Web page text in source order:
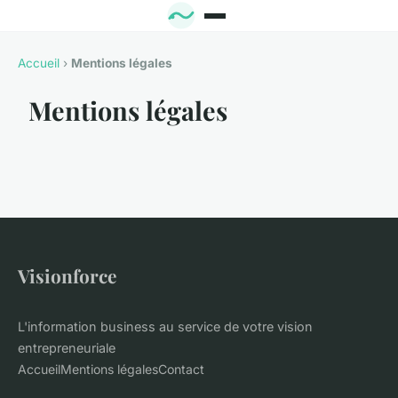
Accueil › Mentions légales
Mentions légales
Visionforce
L'information business au service de votre vision
entrepreneuriale
AccueilMentions légalesContact